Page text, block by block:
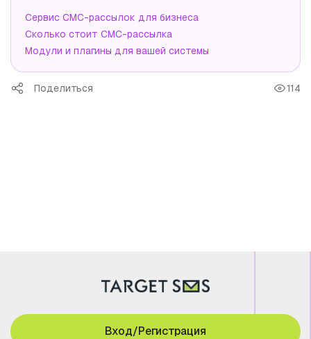
Сервис СМС-рассылок для бизнеса
Сколько стоит СМС-рассылка
Модули и плагины для вашей системы
Поделиться 114
Вход/Регистрация